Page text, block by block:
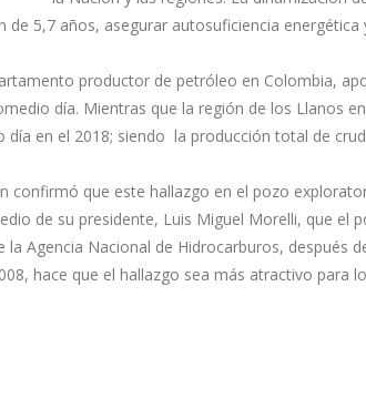
5,7 años, asegurar autosuficiencia
productor de petróleo en Colombia,
día. Mientras que la región de los Llanos
en el 2018; siendo la producción total de
confirmó que este hallazgo en el pozo
de su presidente, Luis Miguel Morelli, que el
Agencia Nacional de Hidrocarburos, después
hace que el hallazgo sea más atractivo para